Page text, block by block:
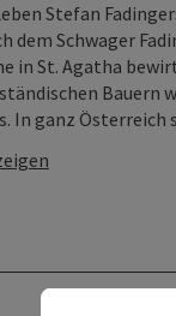
Stefan
dem Schwager
in St. Agatha
Bauern
In ganz Österreich